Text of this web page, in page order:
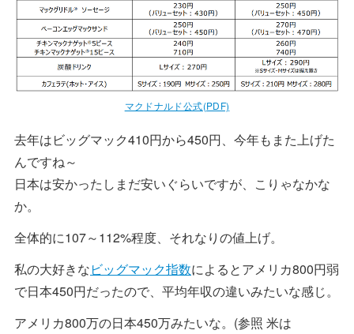
マクドナルド公式(PDF)
去年はビッグマック410円から450円、今年もまた上げた
んですね～
日本は安かったしまだ安いぐらいですが、こりゃなかな
か。
全体的に107～112%程度、それなりの値上げ。
私の大好きなビッグマック指数によるとアメリカ800円弱
で日本450円だったので、平均年収の違いみたいな感じ。
アメリカ800万の日本450万みたいな。(参照 米は